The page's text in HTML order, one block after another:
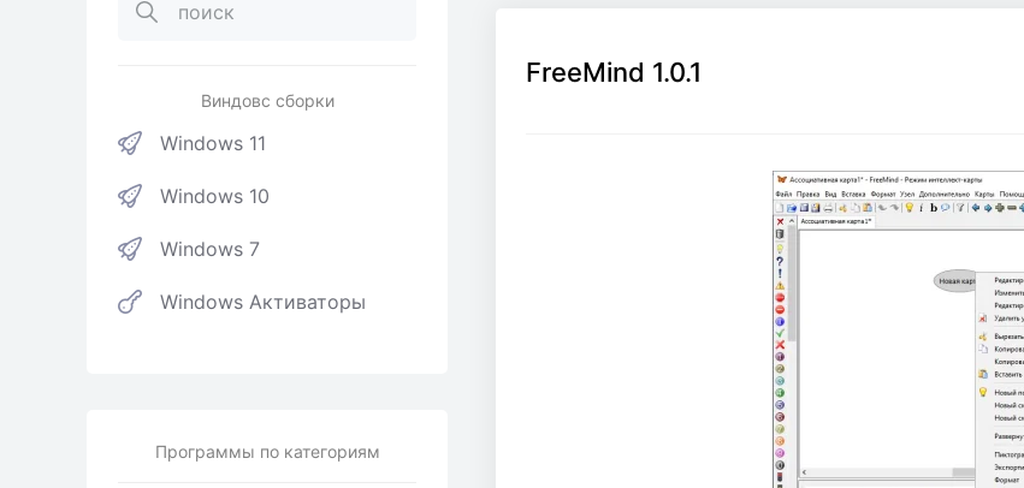
Виндовс сборки
Windows 11
Windows 10
Windows 7
Windows Активаторы
Программы по категориям
FreeMind 1.0.1